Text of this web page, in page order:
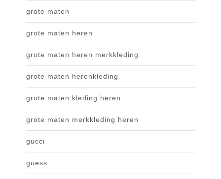
grote maten
grote maten heren
grote maten heren merkkleding
grote maten herenkleding
grote maten kleding heren
grote maten merkkleding heren
gucci
guess